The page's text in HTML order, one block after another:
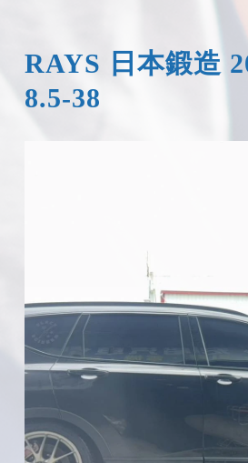
RAYS 日本鍛造
8.5-38